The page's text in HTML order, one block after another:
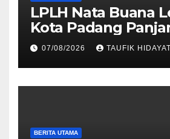
LPLH Nata Buana
Kota Padang
Dilantik,
Sinergi Pelestarian
Lingkungan
07/08/2026 TAUFIK HIDAYAT
BERITA UTAMA